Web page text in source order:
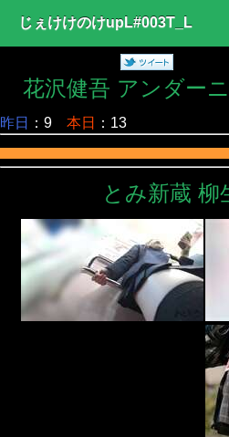
じぇけけのけupL#003T_L
花沢健吾 アンダー
昨日 ：9 本日 ：13
とみ新蔵 柳